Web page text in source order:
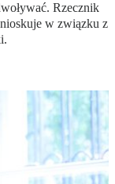
Rzecznik
w związku z